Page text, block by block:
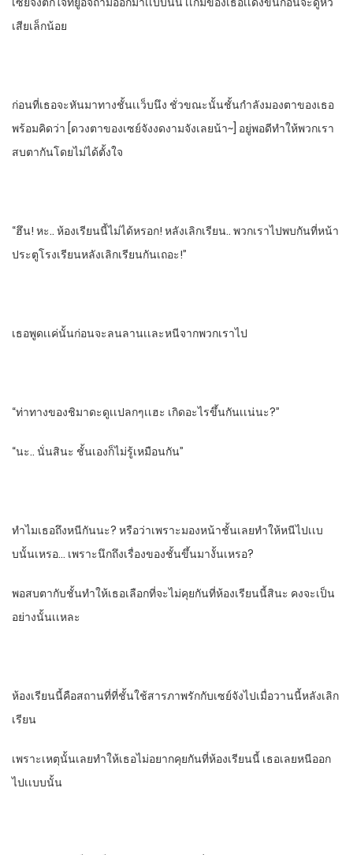
เสียเล็กน้อย
ก่อนที่เธอจะหันมาทางชั้นเเว็บนึง​ ชั่วขณะนั้นชั้นกําลังมองตาของเธอ
พร้อมคิดว่า​ [ดวงตาของเซย์จังงดงามจังเลยน้า~]​ อยู่พอดีทําให้พวกเรา
สบตากันโดยไม่ได้ตั้งใจ
“ฮึน! หะ.. ห้องเรียนนี้ไม่ได้หรอก! หลังเลิกเรียน.. พวกเราไปพบกันที่หน้า
ประตูโรงเรียน​หลังเลิกเรียนกันเถอะ!”
เธอพูดเเค่นั้นก่อนจะลนลานเเละหนีจากพวกเราไป
“ท่าทางของชิมาดะดูเเปลกๆเเฮะ​ เกิดอะไรขึ้นกันเเน่นะ?”
“นะ.. นั่นสินะ​ ชั้นเองก็ไม่รู้เหมือนกัน”
ทําไมเธอถึงหนีกันนะ? หรือว่าเพราะมองหน้าชั้นเลยทําให้หนีไปเเบ
บนั้นเหรอ… เพราะนึกถึงเรื่องของชั้นขึ้นมางั้นเหรอ?
พอสบตากับชั้นทําให้เธอเลือกที่จะไม่คุยกันที่ห้องเรียนนี้​สินะ คงจะเป็น
อย่างนั้นเเหละ
ห้องเรียนนี้คือสถานที่​ที่ชั้นใช้สารภาพรักกับเซย์จังไปเมื่อวานนี้หลังเลิก
เรียน​
เพราะเหตุนั้นเลยทําให้เธอไม่อยากคุยกันที่ห้องเรียนนี้ เธอเลยหนีออก
ไปเเบบ​นั้น​